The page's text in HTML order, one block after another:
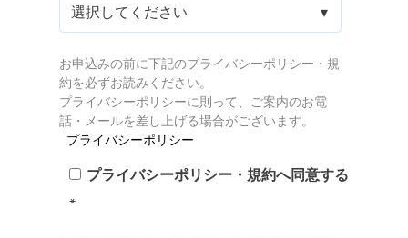
お申込みの前に下記のプライバシーポリシー・規
約を必ずお読みください。
プライバシーポリシーに則って、ご案内のお電
話・メールを差し上げる場合がございます。
プライバシーポリシー
プライバシーポリシー・規約へ同意する
*